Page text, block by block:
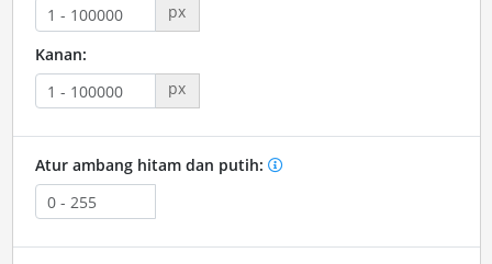
px
Kanan:
px
Atur ambang hitam dan putih: